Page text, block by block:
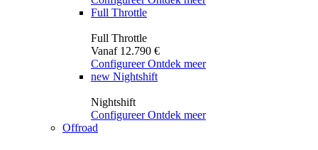
Full Throttle
Full Throttle
Vanaf 12.790 €
Configureer Ontdek meer
new Nightshift
Nightshift
Configureer Ontdek meer
Offroad